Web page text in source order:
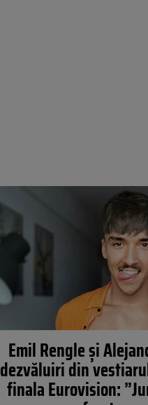
Emil Rengle și
dezvăluiri din
finala Eurovision: